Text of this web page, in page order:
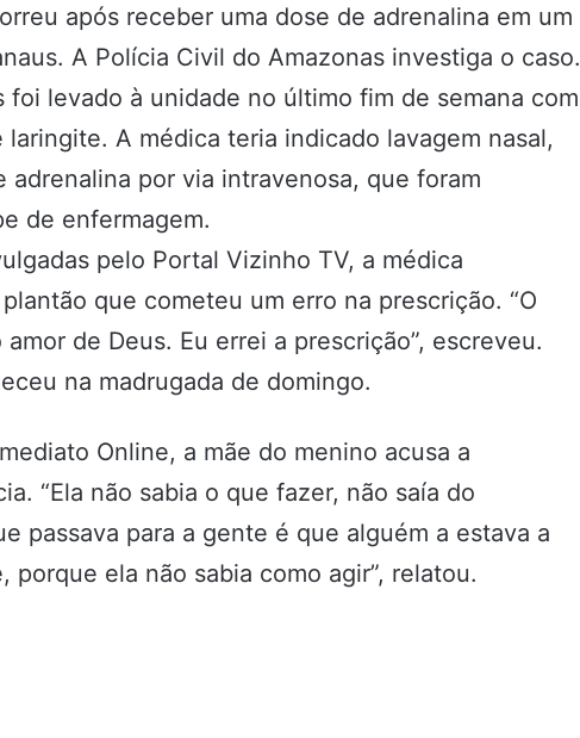
após receber uma dose de adrenalina em um
A Polícia Civil do Amazonas investiga o caso.
foi levado à unidade no último fim de semana com
A médica teria indicado lavagem nasal,
adrenalina por via intravenosa, que foram
de enfermagem.
pelo Portal Vizinho TV, a médica
que cometeu um erro na prescrição. “O
de Deus. Eu errei a prescrição”, escreveu.
na madrugada de domingo.
Online, a mãe do menino acusa a
“Ela não sabia o que fazer, não saía do
passava para a gente é que alguém a estava a
ela não sabia como agir”, relatou.